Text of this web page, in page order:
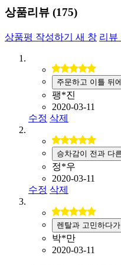
상품리뷰 (175)
상품평 작성하기 새 창 리뷰
주문하고 이틀 뒤
팽*진
2020-03-11
수정 삭제
승차감이 전과 다
정*우
2020-03-11
수정 삭제
렌탈과 고민하다
박*만
2020-03-11